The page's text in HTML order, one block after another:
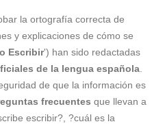
la ortografía correcta de
y explicaciones de cómo se
Escribir') han sido redactadas
de la lengua española
de que la información es
frecuentes que llevan a
escribir?, ?cuál es la